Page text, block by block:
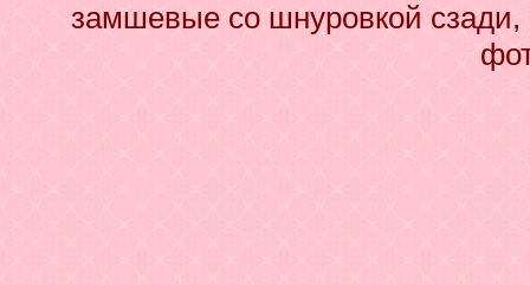
замшевые со шнуровкой сзади,